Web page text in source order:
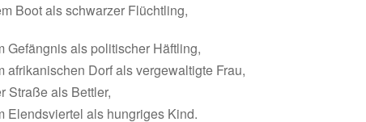
Boot als schwarzer Flüchtling,
Gefängnis als politischer Häftling,
afrikanischen Dorf als vergewaltigte Frau,
Straße als Bettler,
Elendsviertel als hungriges Kind.